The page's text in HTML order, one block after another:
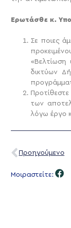
Ερωτάσθε κ.
Σε ποιες
«Βελτίωση
δικτύων
των
λόγω έργο
Προηγούμενο
Μοιραστείτε: